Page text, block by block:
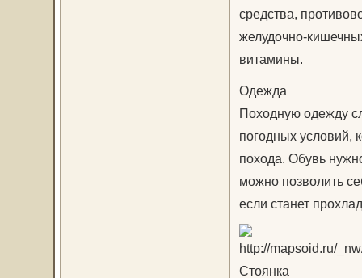
средства,
желудочно-
витамины.
Одежда
Походную одежду
погодных условий,
похода. Обувь
можно позволить
если станет
Стоянка